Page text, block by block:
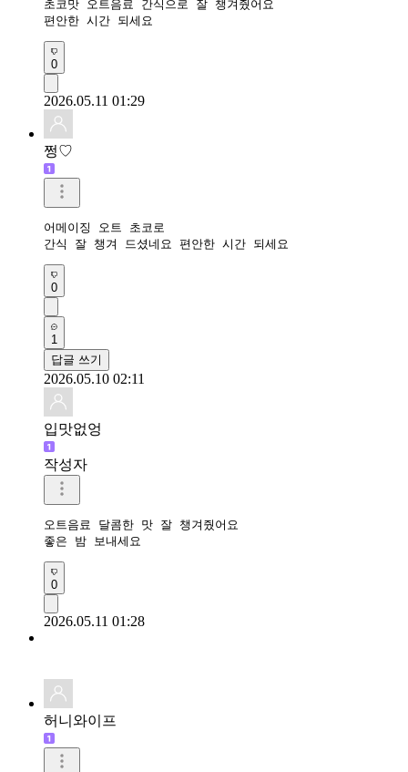
초코맛 오트음료 간식으로 잘 챙겨줬어요
편안한 시간 되세요
0
2026.05.11 01:29
쩡♡
어메이징 오트 초코로
간식 잘 챙겨 드셨네요 편안한 시간 되세요
0
1
답글 쓰기
2026.05.10 02:11
입맛없엉
작성자
오트음료 달콤한 맛 잘 챙겨줬어요
좋은 밤 보내세요
0
2026.05.11 01:28
허니와이프